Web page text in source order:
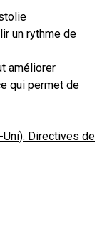
un rythme de
améliorer
qui permet de
Directives de